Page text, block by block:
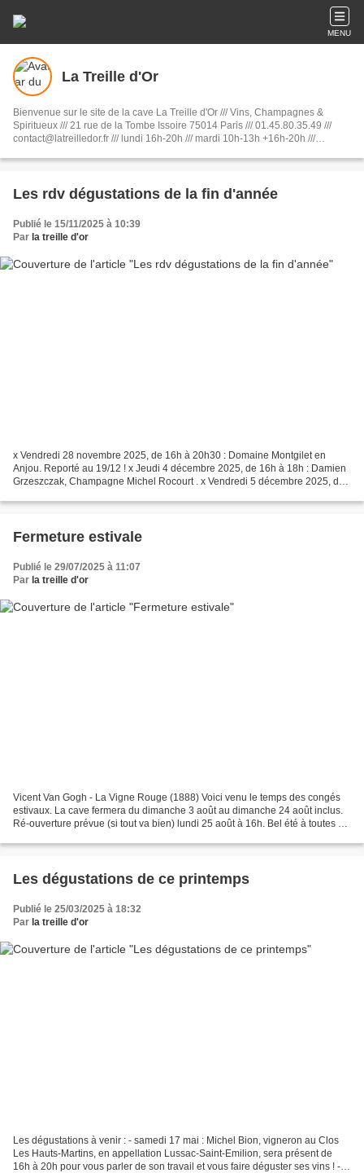
MENU
La Treille d'Or
Bienvenue sur le site de la cave La Treille d'Or /// Vins, Champagnes &
Spiritueux /// 21 rue de la Tombe Issoire 75014 Paris /// 01.45.80.35.49 ///
contact@latreilledor.fr /// lundi 16h-20h /// mardi 10h-13h +16h-20h ///
20h30 /// samedi 10h-13h30 + 14h30-20h
Les rdv dégustations de la fin d'année
Publié le 15/11/2025 à 10:39
Par la treille d'or
x Vendredi 28 novembre 2025, de 16h à 20h30 : Domaine Montgilet en
Anjou. Reporté au 19/12 ! x Jeudi 4 décembre 2025, de 16h à 18h : Damien
Grzeszczak, Champagne Michel Rocourt . x Vendredi 5 décembre 2025, de
Fermeture estivale
Publié le 29/07/2025 à 11:07
Par la treille d'or
Vicent Van Gogh - La Vigne Rouge (1888) Voici venu le temps des congés
estivaux. La cave fermera du dimanche 3 août au dimanche 24 août inclus.
Ré-ouverture prévue (si tout va bien) lundi 25 août à 16h. Bel été à toutes &
Les dégustations de ce printemps
Publié le 25/03/2025 à 18:32
Par la treille d'or
Les dégustations à venir : - samedi 17 mai : Michel Bion, vigneron au Clos
Les Hauts-Martins, en appellation Lussac-Saint-Emilion, sera présent de
16h à 20h pour vous parler de son travail et vous faire déguster ses vins ! -